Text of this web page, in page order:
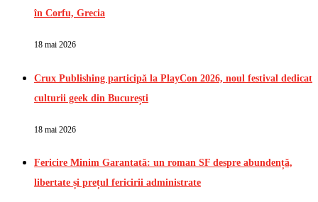
în Corfu, Grecia
18 mai 2026
Crux Publishing participă la PlayCon 2026, noul festival dedicat
culturii geek din București
18 mai 2026
Fericire Minim Garantată: un roman SF despre abundență,
libertate și prețul fericirii administrate